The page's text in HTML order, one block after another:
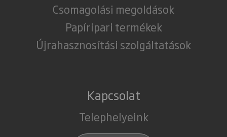
Csomagolási megoldások
Papíripari termékek
Újrahasznosítási szolgáltatások
Kapcsolat
Telephelyeink